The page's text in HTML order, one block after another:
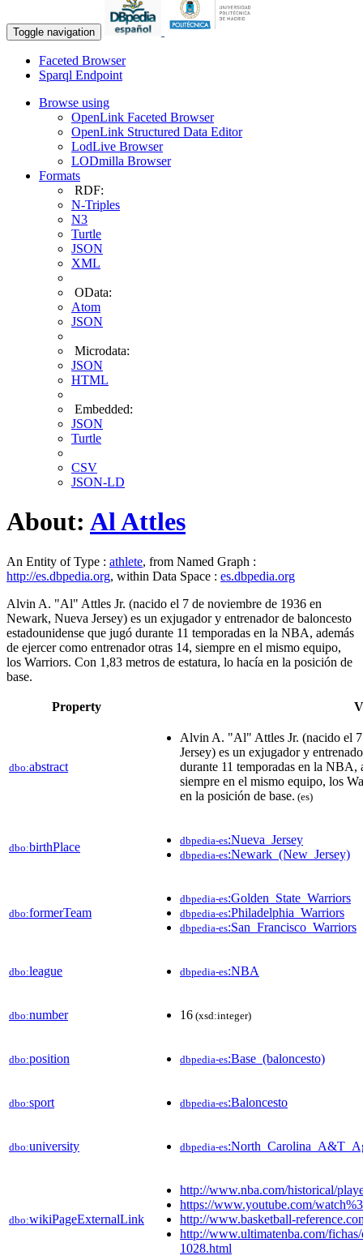
Toggle navigation
Faceted Browser
Sparql Endpoint
Browse using
OpenLink Faceted Browser
OpenLink Structured Data Editor
LodLive Browser
LODmilla Browser
Formats
RDF:
N-Triples
N3
Turtle
JSON
XML
OData:
Atom
JSON
Microdata:
JSON
HTML
Embedded:
JSON
Turtle
CSV
JSON-LD
About: Al Attles
An Entity of Type : athlete, from Named Graph :
http://es.dbpedia.org, within Data Space : es.dbpedia.org
Alvin A. "Al" Attles Jr. (nacido el 7 de noviembre de 1936 en
Newark, Nueva Jersey) es un exjugador y entrenador de baloncesto
estadounidense que jugó durante 11 temporadas en la NBA, además
de ejercer como entrenador otras 14, siempre en el mismo equipo,
los Warriors. Con 1,83 metros de estatura, lo hacía en la posición de
base.
Property
dbo:abstract
Alvin A. "Al" Attles Jr. (nacido el
Jersey) es un exjugador y
durante 11 temporadas en la NBA,
siempre en el mismo equipo, los
en la posición de base. (es)
dbo:birthPlace dbpedia-es:Nueva_Jersey
dbpedia-es:Newark_(New_Jersey)
dbo:formerTeam
dbpedia-es:Golden_State_Warriors
dbpedia-es:Philadelphia_Warriors
dbpedia-es:San_Francisco_Warriors
dbo:league dbpedia-es:NBA
dbo:number 16 (xsd:integer)
dbo:position dbpedia-es:Base_(baloncesto)
dbo:sport dbpedia-es:Baloncesto
dbo:university dbpedia-es
dbo:wikiPageExternalLink
http://www.nba.com/historical/
https://www.youtube.com/
http://www.basketball-
http://www.ultimatenba.com/
1028.html